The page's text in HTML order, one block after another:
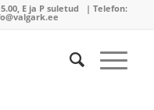
E ja P suletud | Telefon: